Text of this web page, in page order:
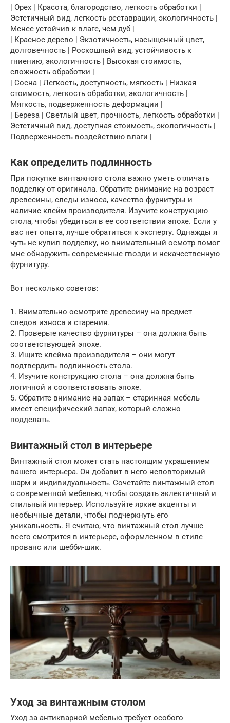
| Орех | Красота, благородство, легкость обработки |
Эстетичный вид, легкость реставрации, экологичность |
Менее устойчив к влаге, чем дуб |
| Красное дерево | Экзотичность, насыщенный цвет,
долговечность | Роскошный вид, устойчивость к
гниению, экологичность | Высокая стоимость,
сложность обработки |
| Сосна | Легкость, доступность, мягкость | Низкая
стоимость, легкость обработки, экологичность |
Мягкость, подверженность деформации |
| Береза | Светлый цвет, прочность, легкость обработки |
Эстетичный вид, доступная стоимость, экологичность |
Подверженность воздействию влаги |
Как определить подлинность
При покупке винтажного стола важно уметь отличать
подделку от оригинала. Обратите внимание на возраст
древесины, следы износа, качество фурнитуры и
наличие клейм производителя. Изучите конструкцию
стола, чтобы убедиться в ее соответствии эпохе. Если у
вас нет опыта, лучше обратиться к эксперту. Однажды я
чуть не купил подделку, но внимательный осмотр помог
мне обнаружить современные гвозди и некачественную
фурнитуру.
Вот несколько советов:
1. Внимательно осмотрите древесину на предмет
следов износа и старения.
2. Проверьте качество фурнитуры – она должна быть
соответствующей эпохе.
3. Ищите клейма производителя – они могут
подтвердить подлинность стола.
4. Изучите конструкцию стола – она должна быть
логичной и соответствовать эпохе.
5. Обратите внимание на запах – старинная мебель
имеет специфический запах, который сложно
подделать.
Винтажный стол в интерьере
Винтажный стол может стать настоящим украшением
вашего интерьера. Он добавит в него неповторимый
шарм и индивидуальность. Сочетайте винтажный стол
с современной мебелью, чтобы создать эклектичный и
стильный интерьер. Используйте яркие акценты и
необычные детали, чтобы подчеркнуть его
уникальность. Я считаю, что винтажный стол лучше
всего смотрится в интерьере, оформленном в стиле
прованс или шебби-шик.
Уход за винтажным столом
Уход за антикварной мебелью требует особого